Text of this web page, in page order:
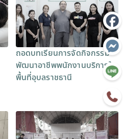
ถอดบทเรียนการจัดกิจกรรม
พัฒนาอาชีพพนักงานบริการใน
พื้นที่อุบลราชธานี